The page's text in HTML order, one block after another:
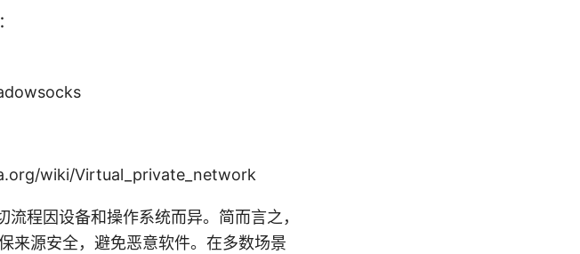
wiki/Virtual_private_network
程因设备和操作系统而异。简而言之，
来源安全，避免恶意软件。在多数场景